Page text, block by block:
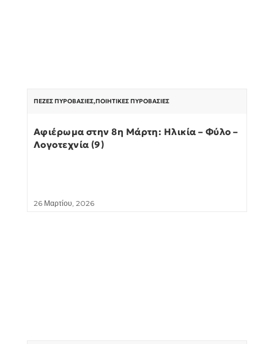
ΠΕΖΈΣ ΠΥΡΟΒΑΣΊΕΣ,ΠΟΙΗΤΙΚΈΣ ΠΥΡΟΒΑΣΊΕΣ
Αφιέρωμα στην 8η Μάρτη: Ηλικία – Φύλο –
Λογοτεχνία (9)
26 Μαρτίου, 2026